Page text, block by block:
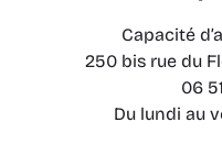
Capacité
250 bis rue du
06
Du lundi au